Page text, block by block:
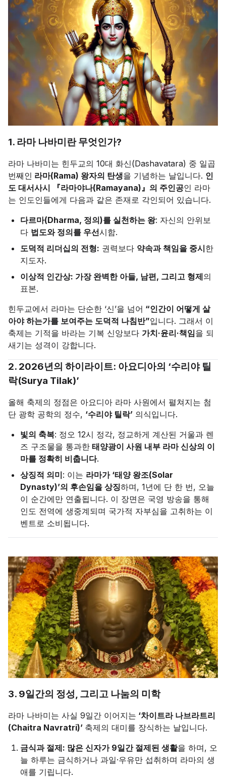
1. 라마 나바미란 무엇인가?
라마 나바미는 힌두교의 10대 화신(Dashavatara) 중 일곱
번째인 라마(Rama) 왕자의 탄생을 기념하는 날입니다. 인
도 대서사시 『라마야나(Ramayana)』의 주인공인 라마
는 인도인들에게 다음과 같은 존재로 각인되어 있습니다.
다르마(Dharma, 정의)를 실천하는 왕: 자신의 안위보
다 법도와 정의를 우선시함.
도덕적 리더십의 전형: 권력보다 약속과 책임을 중시한
지도자.
이상적 인간상: 가장 완벽한 아들, 남편, 그리고 형제​​의
표본.
힌두교에서 라마는 단순한 ‘신’을 넘어 “인간이 어떻게 살
아야 하는가를 보여주는 도덕적 나침반”입니다. 그래서 이
축제는 기적을 바라는 기복 신앙보다 가치·윤리·책임을 되
새기는 성격이 강합니다.
2. 2026년의 하이라이트: 아요디아의 ‘수리야 틸
락(Surya Tilak)’
올해 축제의 정점은 아요디아 라마 사원에서 펼쳐지는 첨
단 광학 공학의 정수, ‘수리야 틸락’ 의식입니다.
빛의 축복: 정오 12시 정각, 정교하게 계산된 거울과 렌
즈 구조물을 통과한 태양광이 사원 내부 라마 신상의 이
마를 정확히 비춥니다.
상징적 의미: 이는 라마가 ‘태양 왕조(Solar
Dynasty)’의 후손임을 상징하며, 1년에 단 한 번, 오늘
이 순간에만 연출됩니다. 이 장면은 국영 방송을 통해
인도 전역에 생중계되며 국가적 자부심을 고취하는 이
벤트로 소비됩니다.
3. 9일간의 정성, 그리고 나눔의 미학
라마 나바미는 사실 9일간 이어지는 ‘차이트라 나브라트리
(Chaitra Navratri)’ 축제의 대미를 장식하는 날입니다.
금식과 절제: 많은 신자가 9일간 절제된 생활을 하며, 오
늘 하루는 금식하거나 과일·우유만 섭취하며 라마의 생
애를 기립니다.